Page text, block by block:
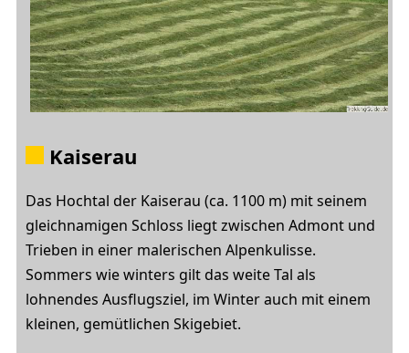
Kaiserau
Das Hochtal der Kaiserau (ca. 1100 m) mit seinem
gleichnamigen Schloss liegt zwischen Admont und
Trieben in einer malerischen Alpenkulisse.
Sommers wie winters gilt das weite Tal als
lohnendes Ausflugsziel, im Winter auch mit einem
kleinen, gemütlichen Skigebiet.